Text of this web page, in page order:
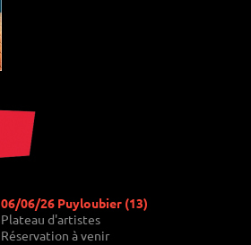
06/06/26 Puyloubier (13)
Plateau d'artistes
Réservation à venir